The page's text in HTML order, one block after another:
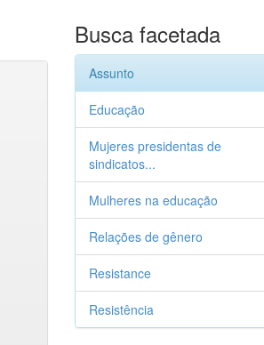
Busca facetada
Assunto
Educação
Mujeres presidentas de
sindicatos...
Mulheres na educação
Relações de gênero
Resistance
Resistência